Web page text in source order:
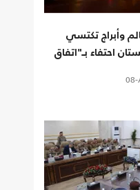
وأبراج تكتسي
احتفاء بـ"اتفاق